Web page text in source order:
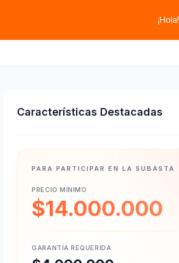
¡Hola!
Características Destacadas
PARA PARTICIPAR EN LA SUBASTA
PRECIO MÍNIMO
$14.000.000
GARANTÍA REQUERIDA